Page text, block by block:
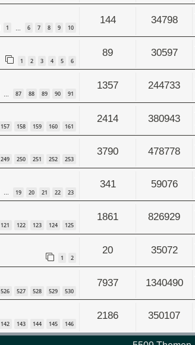
1 6 7 8 9 10
144 34798
1 2 3 4 5 6
89 30597
87 88 89 90 91
1357 244733
157 158 159 160 161
2414 380943
249 250 251 252 253
3790 478778
… 19 20 21 22 23
341 59076
121 122 123 124 125
1861 826929
1 2
20 35072
526 527 528 529 530
7937 1340490
142 143 144 145 146
2186 350107